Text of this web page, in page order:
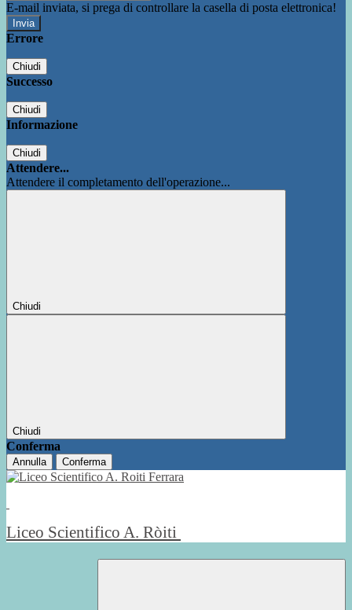
E-mail inviata, si prega di controllare la casella di posta elettronica!
Errore
Chiudi
Successo
Chiudi
Informazione
Chiudi
Attendere...
Attendere il completamento dell'operazione...
Chiudi
Chiudi
Conferma
Annulla Conferma
Liceo Scientifico A. Ròiti